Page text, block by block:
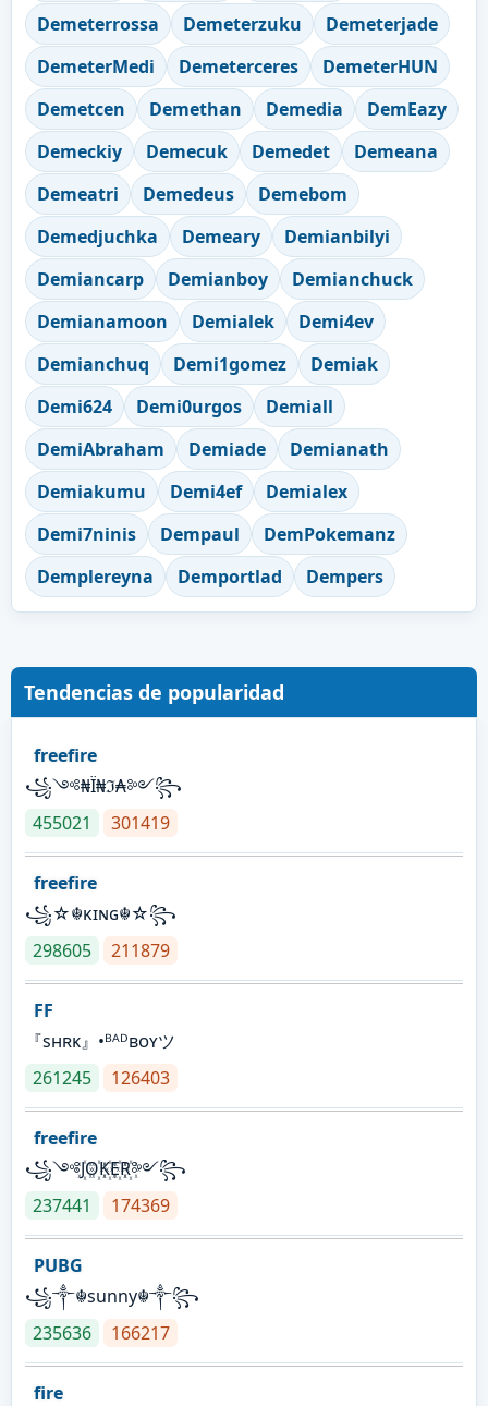
Demeterrossa Demeterzuku
Demeterjade
DemeterMedi
Demeterceres
DemeterHUN
Demetcen
Demethan Demedia
DemEazy
Demeckiy
Demecuk Demedet
Demeana
Demeatri
Demedeus
Demebom
Demedjuchka
Demeary
Demianbilyi
Demiancarp
Demianboy
Demianchuck
Demianamoon
Demialek
Demi4ev
Demianchuq
Demi1gomez
Demiak
Demi624
Demi0urgos
Demiall
DemiAbraham
Demiade
Demianath
Demiakumu
Demi4ef
Demialex
Demi7ninis
Dempaul
DemPokemanz
Demplereyna
Demportlad Dempers
Tendencias de popularidad
freefire
꧁༺₦Ї₦ℑ₳༻꧂
455021
301419
freefire
꧁☆☬κɪɴɢ☬☆꧂
298605
211879
FF
『sʜʀᴋ』•ᴮᴬᴰʙᴏʏツ
261245
126403
freefire
꧁༺J꙰O꙰K꙰E꙰R꙰༻꧂
237441
174369
PUBG
꧁༒☬sunny☬༒꧂
235636
166217
fire